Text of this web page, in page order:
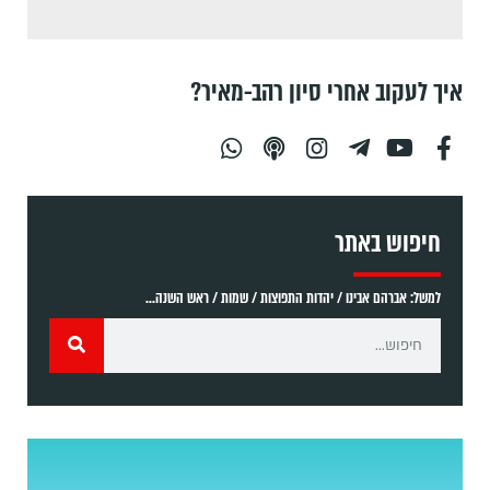
איך לעקוב אחרי סיון רהב-מאיר?
חיפוש באתר
למשל: אברהם אבינו / יהדות התפוצות / שמות / ראש השנה...